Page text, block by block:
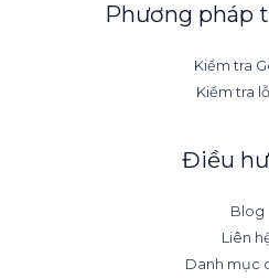
Phương pháp
Kiểm tra
Kiểm tra
Điều
Blog
Liên
Danh mục